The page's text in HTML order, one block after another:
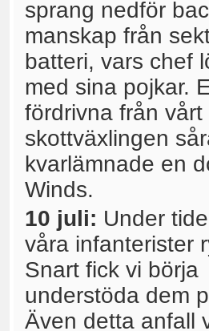
sprang nedför
manskap från
batteri, vars chef
med sina pojkar.
fördrivna från
skottväxlingen
kvarlämnade en
Winds.
10 juli: Under
våra infanterister
Snart fick vi börja
understöda dem
Även detta anfall